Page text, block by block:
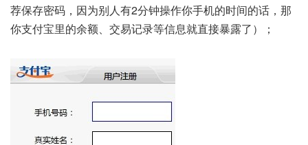
荐保存密码，因为别人有2分钟操作你手机的时间的话，那
你支付宝里的余额、交易记录等信息就直接暴露了）；